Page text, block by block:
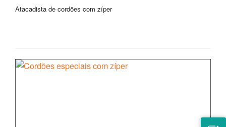
Atacadista de cordões com zíper